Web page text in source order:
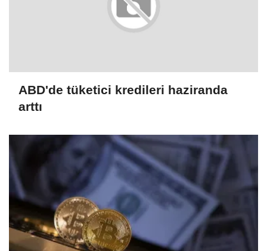
ABD'de tüketici kredileri haziranda
arttı